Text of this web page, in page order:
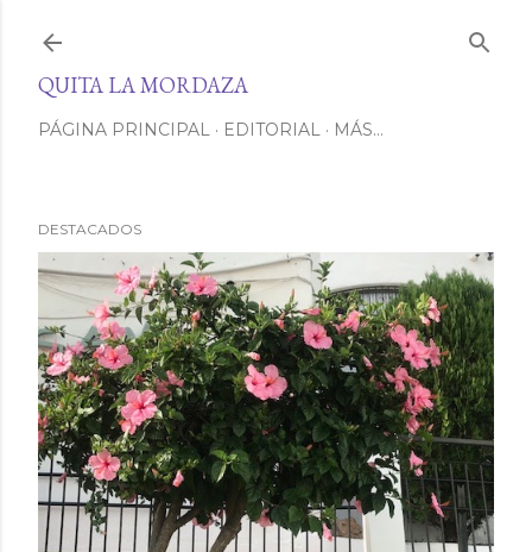
QUITA LA MORDAZA
PÁGINA PRINCIPAL EDITORIAL MÁS…
DESTACADOS